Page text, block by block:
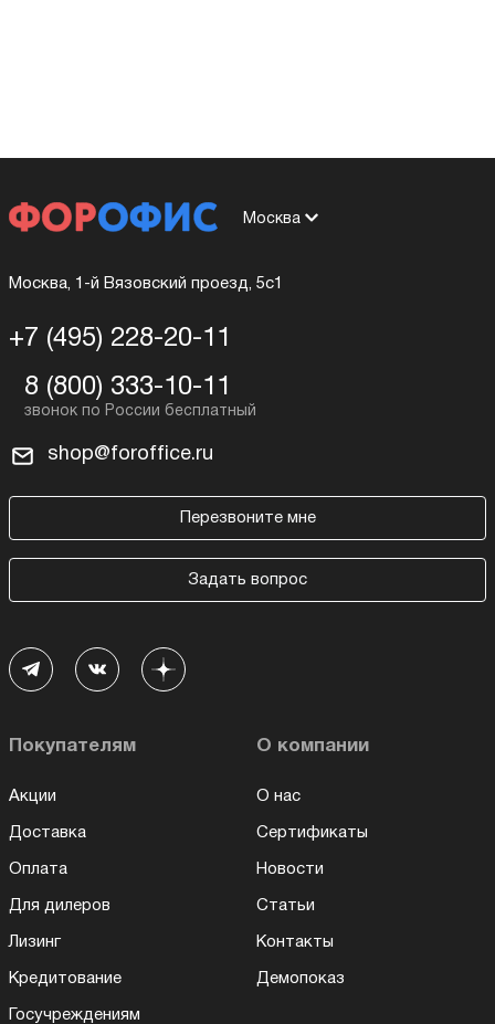
Москва
Москва, 1-й Вязовский проезд, 5с1
+7 (495) 228-20-11
8 (800) 333-10-11
shop@foroffice.ru
Перезвоните мне
Задать вопрос
Покупателям
Акции
Доставка
Оплата
Для дилеров
Лизинг
Кредитование
Госучреждениям
О компании
О нас
Сертификаты
Новости
Статьи
Контакты
Демопоказ